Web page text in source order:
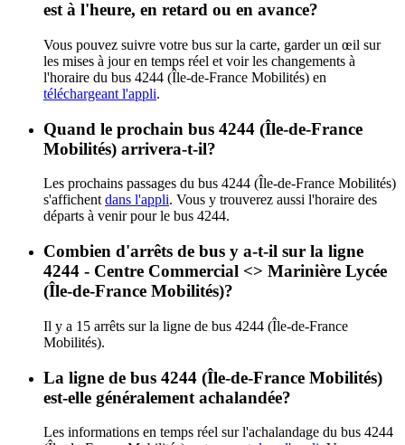
est à l'heure, en retard ou en avance?
Vous pouvez suivre votre bus sur la carte, garder un œil sur
les mises à jour en temps réel et voir les changements à
l'horaire du bus 4244 (Île-de-France Mobilités) en
téléchargeant l'appli.
Quand le prochain bus 4244 (Île-de-France
Mobilités) arrivera-t-il?
Les prochains passages du bus 4244 (Île-de-France Mobilités)
s'affichent dans l'appli. Vous y trouverez aussi l'horaire des
départs à venir pour le bus 4244.
Combien d'arrêts de bus y a-t-il sur la ligne
4244 - Centre Commercial <> Marinière Lycée
(Île-de-France Mobilités)?
Il y a 15 arrêts sur la ligne de bus 4244 (Île-de-France
Mobilités).
La ligne de bus 4244 (Île-de-France Mobilités)
est-elle généralement achalandée?
Les informations en temps réel sur l'achalandage du bus 4244